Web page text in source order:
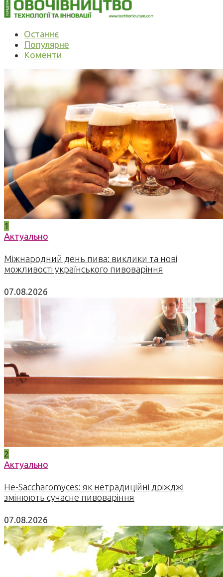
Останнє
Популярне
Коменти
1
Актуально
Міжнародний день пива: виклики та нові
можливості українського пивоваріння
07.08.2026
2
Актуально
Не-Saccharomyces: як нетрадиційні дріжджі
змінюють сучасне пивоваріння
07.08.2026